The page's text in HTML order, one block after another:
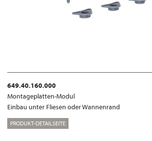
649.40.160.000
Montageplatten-Modul
Einbau unter Fliesen oder Wannenrand
PRODUKT-DETAILSEITE